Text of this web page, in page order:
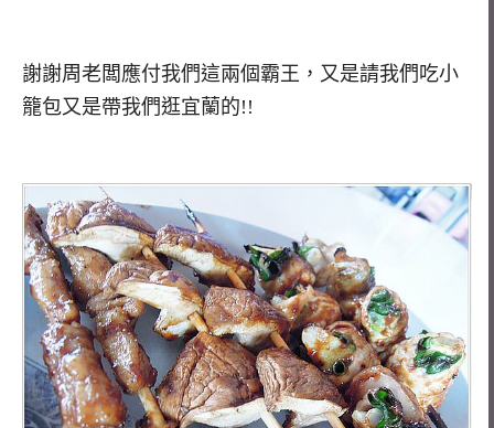
謝謝周老闆應付我們這兩個霸王，又是請我們吃小
籠包又是帶我們逛宜蘭的!!